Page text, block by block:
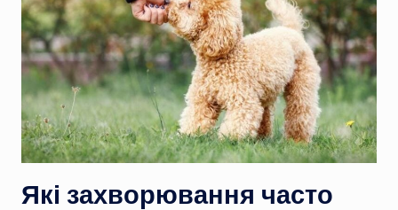
Які захворювання часто